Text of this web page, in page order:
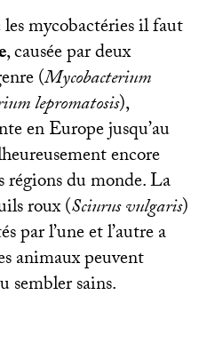
mycobactéries il faut
, causée par deux
(Mycobacterium
lepromatosis),
en Europe jusqu’au
encore
régions du monde. La
roux (Sciurus vulgaris)
par l’une et l’autre a
animaux peuvent
sembler sains.